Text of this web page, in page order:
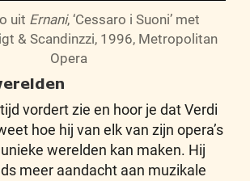
uit Ernani, ‘Cessaro i Suoni’ met
& Scandinzzi, 1996, Metropolitan
Opera
vordert zie en hoor je dat Verdi
hoe hij van elk van zijn opera’s
werelden kan maken. Hij
meer aandacht aan muzikale